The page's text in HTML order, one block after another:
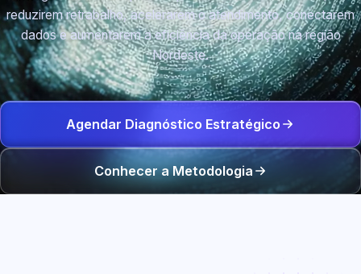
reduzirem retrabalho, acelerarem o atendimento, conectarem
dados e aumentarem a eficiência da operação na região
Nordeste.
Agendar Diagnóstico Estratégico
Conhecer a Metodologia